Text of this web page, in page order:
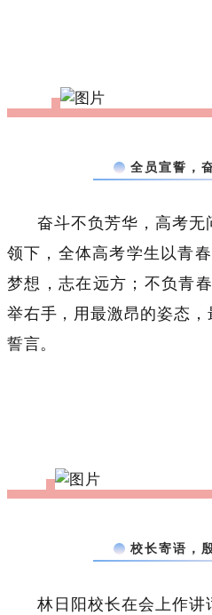
全员宣誓，
奋斗不负芳华，高考无
领下，全体高考学生以青
梦想，志在远方；不负青
举右手，用最激昂的姿态
誓言。
校长寄语，
林日阳校长在会上作讲